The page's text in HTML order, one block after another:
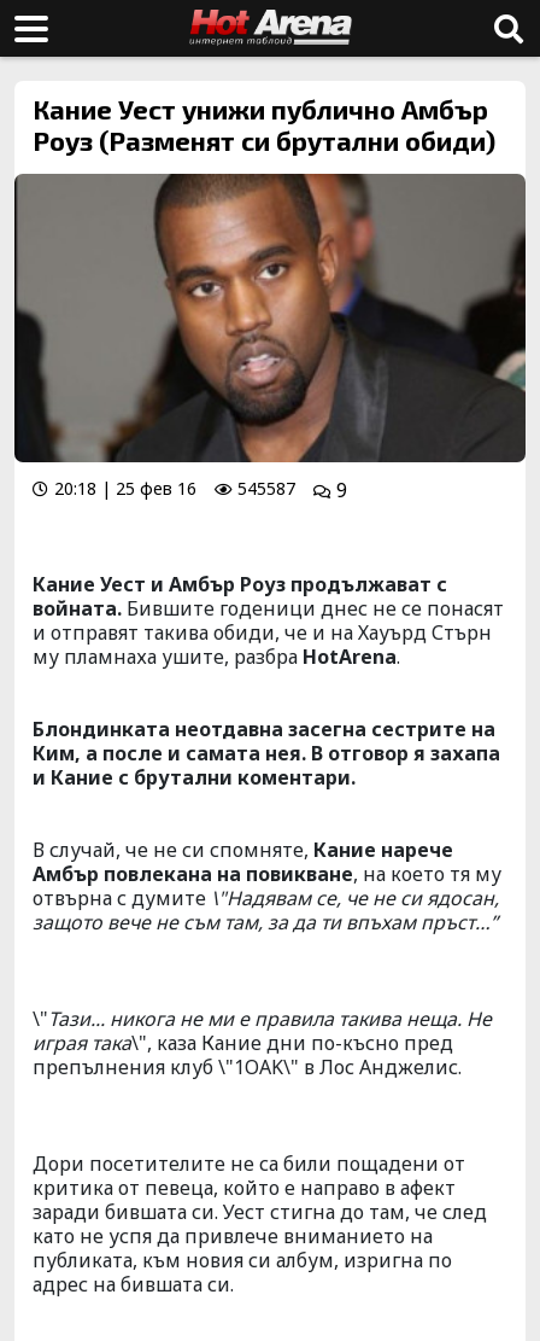
Кание Уест унижи публично Амбър
Роуз (Разменят си брутални обиди)
20:18 | 25 фев 16 545587 9
Кание Уест и Амбър Роуз продължават с
войната. Бившите годеници днес не се понасят
и отправят такива обиди, че и на Хауърд Стърн
му пламнаха ушите, разбра HotArena.
Блондинката неотдавна засегна сестрите на
Ким, а после и самата нея. В отговор я захапа
и Кание с брутални коментари.
В случай, че не си спомняте, Кание нарече
Амбър повлекана на повикване, на което тя му
отвърна с думите \"Надявам се, че не си ядосан,
защото вече не съм там, за да ти впъхам пръст…”
\"Тази... никога не ми е правила такива неща. Не
играя така\", каза Кание дни по-късно пред
препълнения клуб \"1OAK\" в Лос Анджелис.
Дори посетителите не са били пощадени от
критика от певеца, който е направо в афект
заради бившата си. Уест стигна до там, че след
като не успя да привлече вниманието на
публиката, към новия си албум, изригна по
адрес на бившата си.